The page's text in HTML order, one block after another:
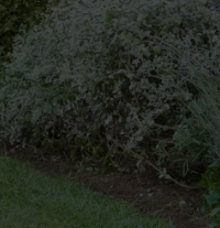
heeft.
gedaan.